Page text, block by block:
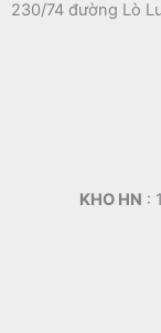
230/74 đường Lò
KHO HN :